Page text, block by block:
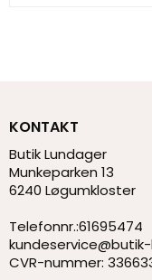
KONTAKT
Butik Lundager
Munkeparken 13
6240 Løgumkloster
Telefonnr.:61695474
CVR-nummer: